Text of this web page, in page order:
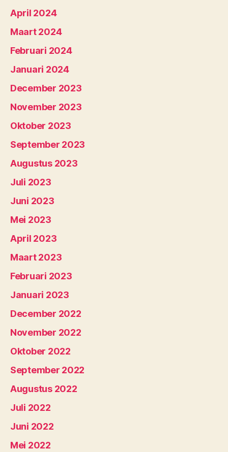
April 2024
Maart 2024
Februari 2024
Januari 2024
December 2023
November 2023
Oktober 2023
September 2023
Augustus 2023
Juli 2023
Juni 2023
Mei 2023
April 2023
Maart 2023
Februari 2023
Januari 2023
December 2022
November 2022
Oktober 2022
September 2022
Augustus 2022
Juli 2022
Juni 2022
Mei 2022